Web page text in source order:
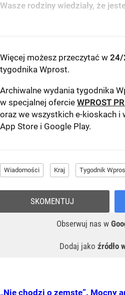
Wasze rodziny wiedziały, że
Więcej możesz przeczytać w 24/
tygodnika Wprost.
Archiwalne wydania tygodnika
w specjalnej ofercie WPROST
oraz we wszystkich e-kioskach i
App Store i Google Play.
Wiadomości Kraj Tygodnik
Obserwuj nas w
Dodaj jako źródło
SKOMENTUJ
„Nie chodzi o zemstę”. Mocny